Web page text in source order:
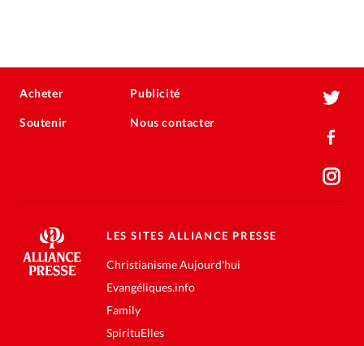
Acheter
Soutenir
Publicité
Nous contacter
LES SITES ALLIANCE PRESSE
Christianisme Aujourd'hui
Evangéliques.info
Family
SpirituElles